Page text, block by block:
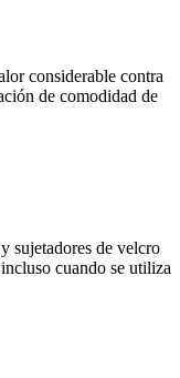
considerable contra
de comodidad de
sujetadores de velcro
cuando se utiliza